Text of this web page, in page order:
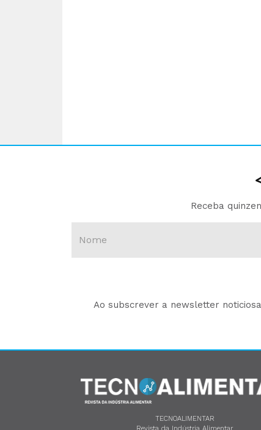
Receba
Ao subscrever a newsletter
TECNOALIMENTAR
Revista da Indústria Alimentar